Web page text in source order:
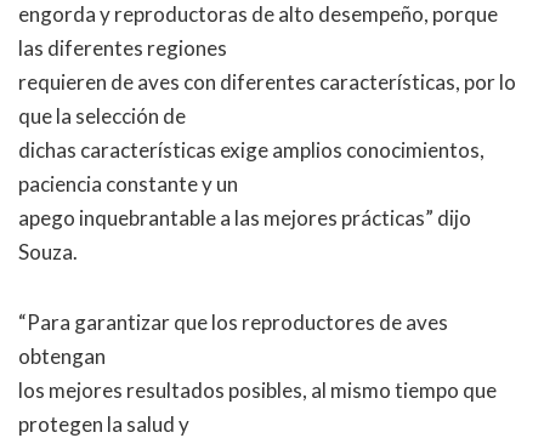
engorda y reproductoras de alto desempeño, porque
las diferentes regiones
requieren de aves con diferentes características, por lo
que la selección de
dichas características exige amplios conocimientos,
paciencia constante y un
apego inquebrantable a las mejores prácticas” dijo
Souza.
“Para garantizar que los reproductores de aves
obtengan
los mejores resultados posibles, al mismo tiempo que
protegen la salud y